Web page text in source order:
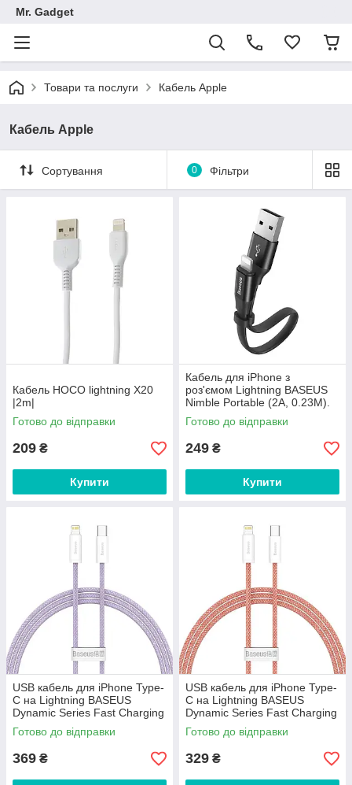
Mr. Gadget
Товари та послуги Кабель Apple
Кабель Apple
Сортування 0 Фільтри
Кабель HOCO lightning X20
|2m|
Готово до відправки
209 ₴
Купити
Кабель для iPhone з
роз'ємом Lightning BASEUS
Nimble Portable (2A, 0.23M).
Black
Готово до відправки
249 ₴
Купити
USB кабель для iPhone Type-
С на Lightning BASEUS
Dynamic Series Fast Charging
Data Cable (1m, 20W). Purple
Готово до відправки
369 ₴
USB кабель для iPhone Type-
C на Lightning BASEUS
Dynamic Series Fast Charging
Data Cable (1m, 20W).
Orange
Готово до відправки
329 ₴